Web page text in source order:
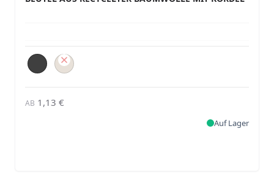
AB 1,13 €
Auf Lager